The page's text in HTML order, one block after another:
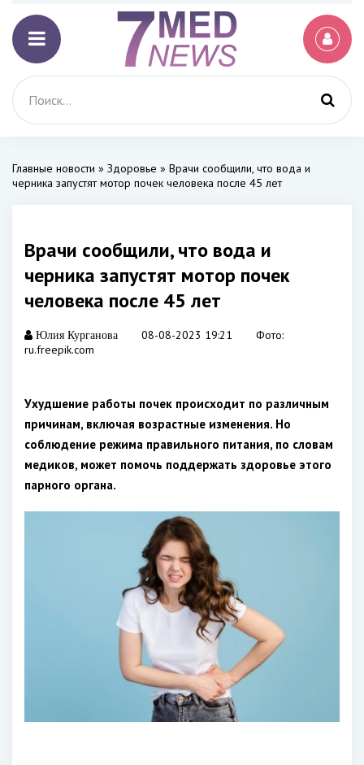
Главные новости » Здоровье » Врачи сообщили, что вода и
черника запустят мотор почек человека после 45 лет
Врачи сообщили, что вода и
черника запустят мотор почек
человека после 45 лет
Юлия Курганова 08-08-2023 19:21
Фото:
ru.freepik.com
Ухудшение работы почек происходит по различным
причинам, включая возрастные изменения. Но
соблюдение режима правильного питания, по словам
медиков, может помочь поддержать здоровье этого
парного органа.